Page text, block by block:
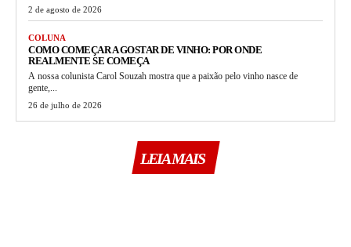
2 de agosto de 2026
COLUNA
COMO COMEÇAR A GOSTAR DE VINHO: POR ONDE
REALMENTE SE COMEÇA
A nossa colunista Carol Souzah mostra que a paixão pelo vinho nasce de
gente,...
26 de julho de 2026
LEIA MAIS